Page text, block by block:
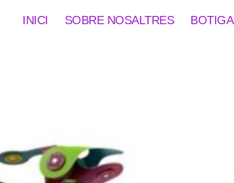
INICI SOBRE NOSALTRES BOTIGA